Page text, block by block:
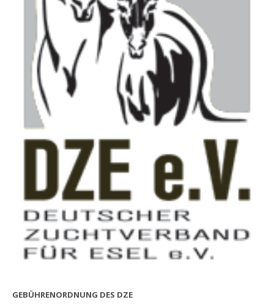
GEBÜHRENORDNUNG DES DZE